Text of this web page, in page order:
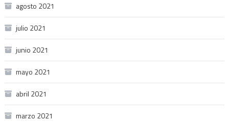
agosto 2021
julio 2021
junio 2021
mayo 2021
abril 2021
marzo 2021